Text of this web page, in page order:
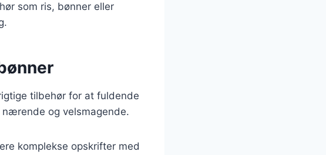
som ris, bønner eller
tilbehør for at fuldende
og velsmagende.
komplekse opskrifter med